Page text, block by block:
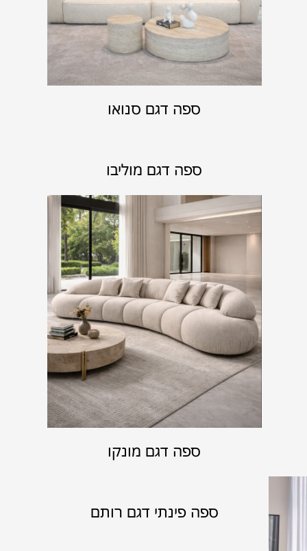
ספה דגם סנואו
ספה דגם מוליבו
ספה דגם מונקו
ספה פינתי דגם רותם